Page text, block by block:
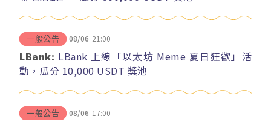
一般公告 08/06 21:00
LBank: LBank 上線「以太坊 Meme 夏日狂歡」活
動，瓜分 10,000 USDT 獎池
一般公告 08/06 17:00